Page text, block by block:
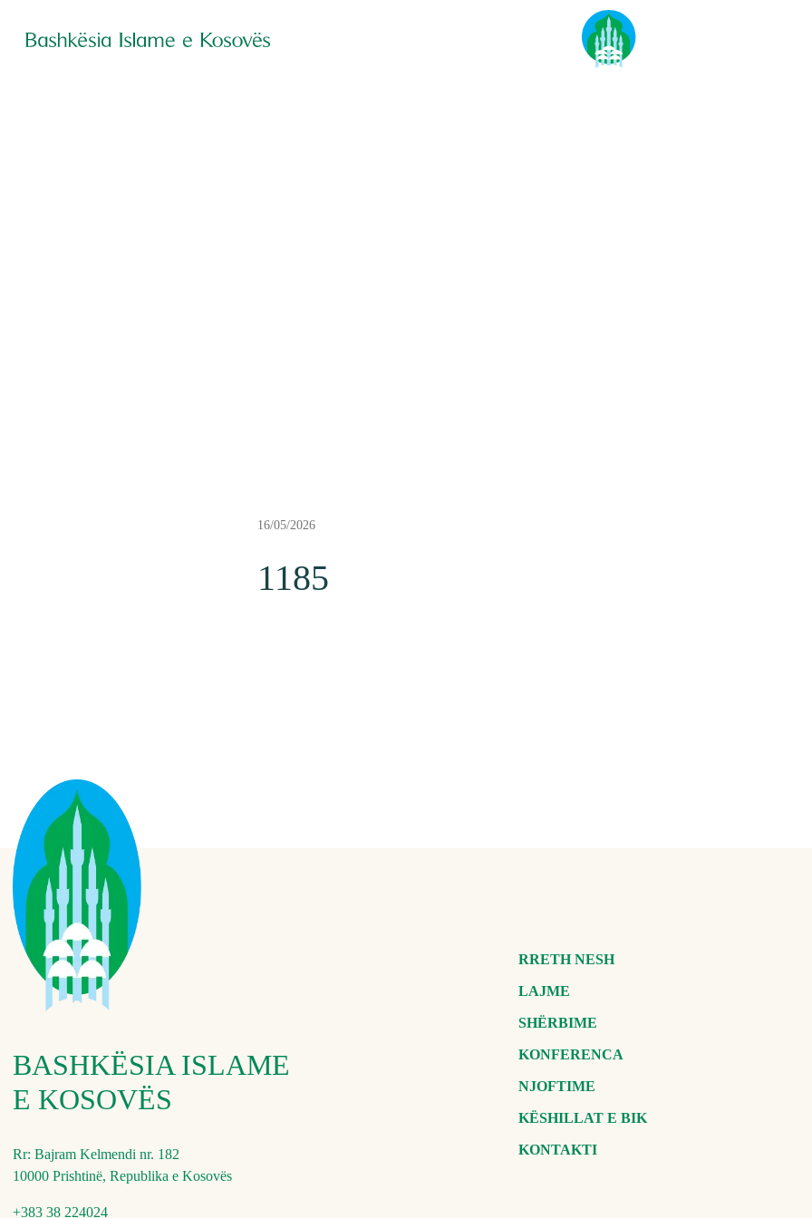
16/05/2026
1185
BASHKËSIA ISLAME
E KOSOVËS
Rr: Bajram Kelmendi nr. 182
10000 Prishtinë, Republika e Kosovës
+383 38 224024
RRETH NESH
LAJME
SHËRBIME
KONFERENCA
NJOFTIME
KËSHILLAT E BIK
KONTAKTI